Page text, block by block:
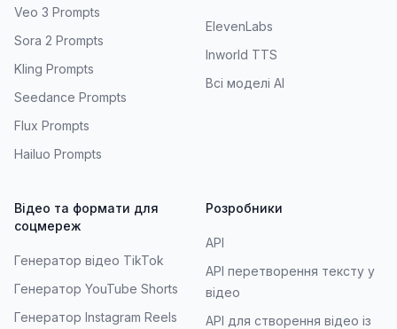
Veo 3 Prompts
Sora 2 Prompts
Kling Prompts
Seedance Prompts
Flux Prompts
Hailuo Prompts
ElevenLabs
Inworld TTS
Всі моделі AI
Відео та формати для
соцмереж
Генератор відео TikTok
Генератор YouTube Shorts
Генератор Instagram Reels
Розробники
API
API перетворення тексту у
відео
API для створення відео із